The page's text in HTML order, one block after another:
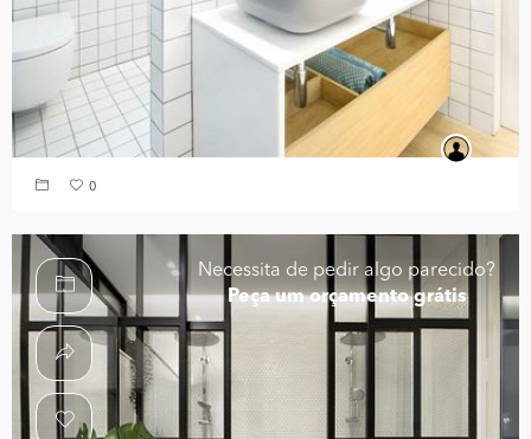
0
Necessita de pedir algo parecido?
Peça um orçamento grátis